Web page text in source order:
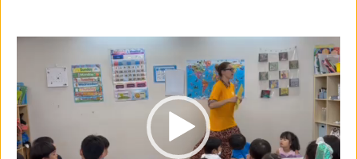
動
レ
ー
ヤ
ー